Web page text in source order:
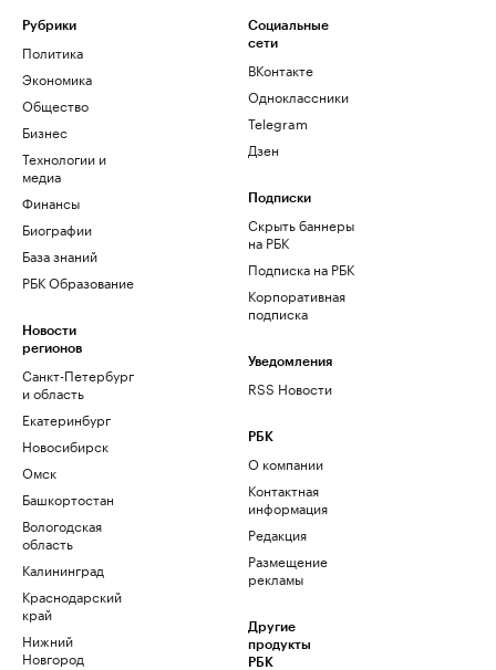
Рубрики
Политика
Экономика
Общество
Бизнес
Технологии и
медиа
Финансы
Биографии
База знаний
РБК Образование
Новости
регионов
Санкт-Петербург
и область
Екатеринбург
Новосибирск
Омск
Башкортостан
Вологодская
область
Калининград
Краснодарский
край
Нижний
Новгород
Социальные
сети
ВКонтакте
Одноклассники
Telegram
Дзен
Подписки
Скрыть баннеры
на РБК
Подписка на РБК
Корпоративная
подписка
Уведомления
RSS Новости
РБК
О компании
Контактная
информация
Редакция
Размещение
рекламы
Другие
продукты
РБК